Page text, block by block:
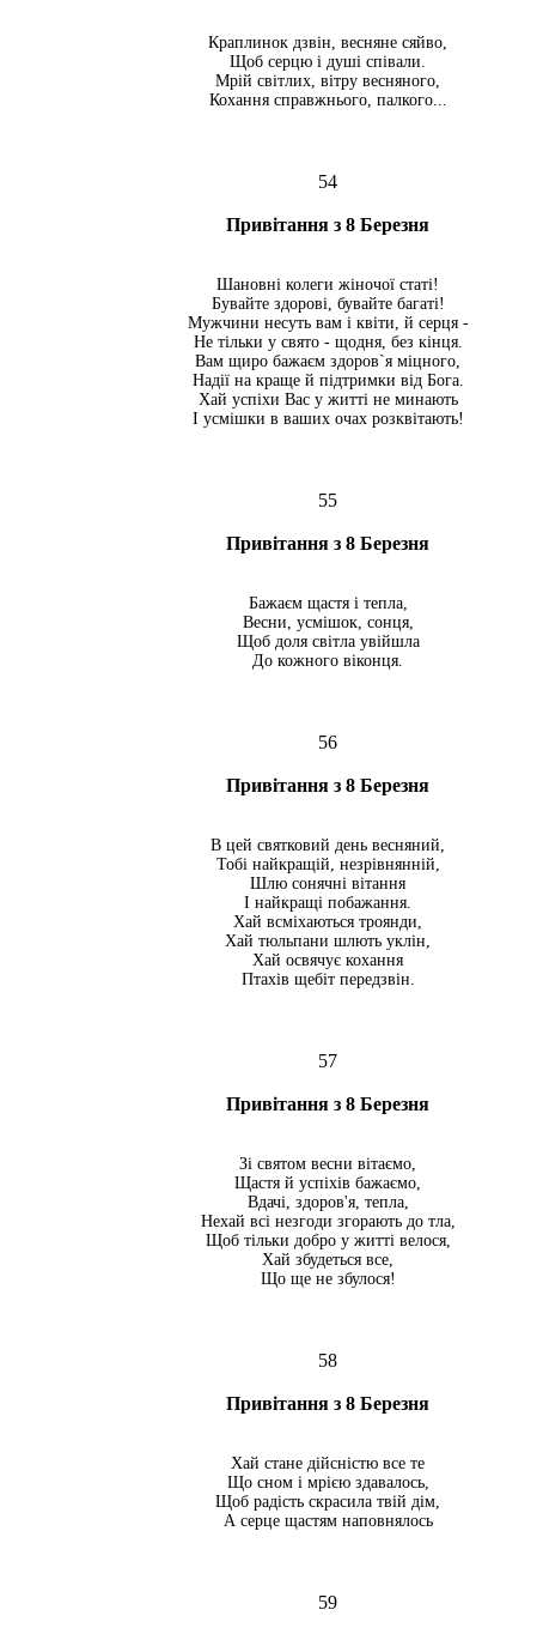
Краплинок дзвін, весняне сяйво,
Щоб серцю і душі співали.
Мрій світлих, вітру весняного,
Кохання справжнього, палкого...
54
Привітання з 8 Березня
Шановні колеги жіночої статі!
Бувайте здорові, бувайте багаті!
Мужчини несуть вам і квіти, й серця -
Не тільки у свято - щодня, без кінця.
Вам щиро бажаєм здоров`я міцного,
Надії на краще й підтримки від Бога.
Хай успіхи Вас у житті не минають
І усмішки в ваших очах розквітають!
55
Привітання з 8 Березня
Бажаєм щастя і тепла,
Весни, усмішок, сонця,
Щоб доля світла увійшла
До кожного віконця.
56
Привітання з 8 Березня
В цей святковий день весняний,
Тобі найкращій, незрівнянній,
Шлю сонячні вітання
І найкращі побажання.
Хай всміхаються троянди,
Хай тюльпани шлють уклін,
Хай освячує кохання
Птахів щебіт передзвін.
57
Привітання з 8 Березня
Зі святом весни вітаємо,
Щастя й успіхів бажаємо,
Вдачі, здоров'я, тепла,
Нехай всі незгоди згорають до тла,
Щоб тільки добро у житті велося,
Хай збудеться все,
Що ще не збулося!
58
Привітання з 8 Березня
Хай стане дійсністю все те
Що сном і мрією здавалось,
Щоб радість скрасила твій дім,
А серце щастям наповнялось
59